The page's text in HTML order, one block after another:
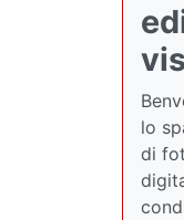
lo
di